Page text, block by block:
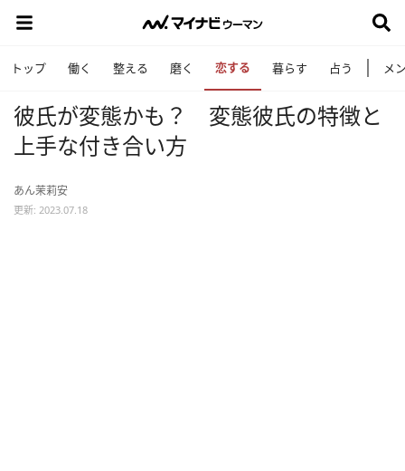
トップ 働く 整える 磨く 恋する 暮らす 占う メ
彼氏が変態かも？ 変態彼氏の特徴と
上手な付き合い方
あん茉莉安
更新: 2023.07.18